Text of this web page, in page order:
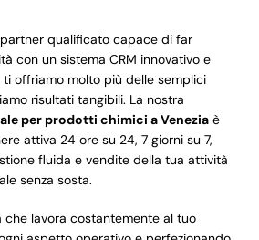
qualificato capace di far
con un sistema CRM innovativo e
ti offriamo molto più delle semplici
risultati tangibili. La nostra
per prodotti chimici a Veneziaè
attiva 24 ore su 24, 7 giorni su 7,
fluida e vendite della tua attività
senza sosta.
che lavora costantemente al tuo